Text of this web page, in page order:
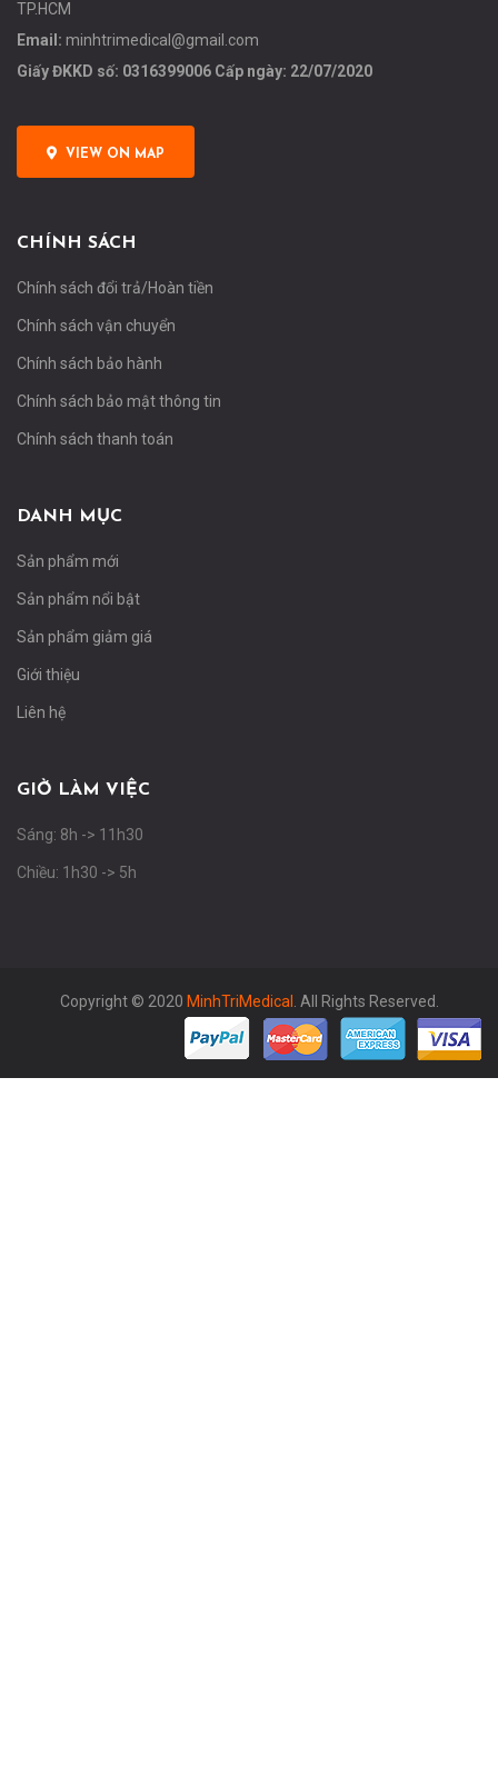
TP.HCM
Email: minhtrimedical@gmail.com
Giấy ĐKKD số: 0316399006 Cấp ngày: 22/07/2020
VIEW ON MAP
CHÍNH SÁCH
Chính sách đổi trả/Hoàn tiền
Chính sách vận chuyển
Chính sách bảo hành
Chính sách bảo mật thông tin
Chính sách thanh toán
DANH MỤC
Sản phẩm mới
Sản phẩm nổi bật
Sản phẩm giảm giá
Giới thiệu
Liên hệ
GIỜ LÀM VIỆC
Sáng: 8h -> 11h30
Chiều: 1h30 -> 5h
Copyright © 2020 MinhTriMedical . All Rights Reserved.